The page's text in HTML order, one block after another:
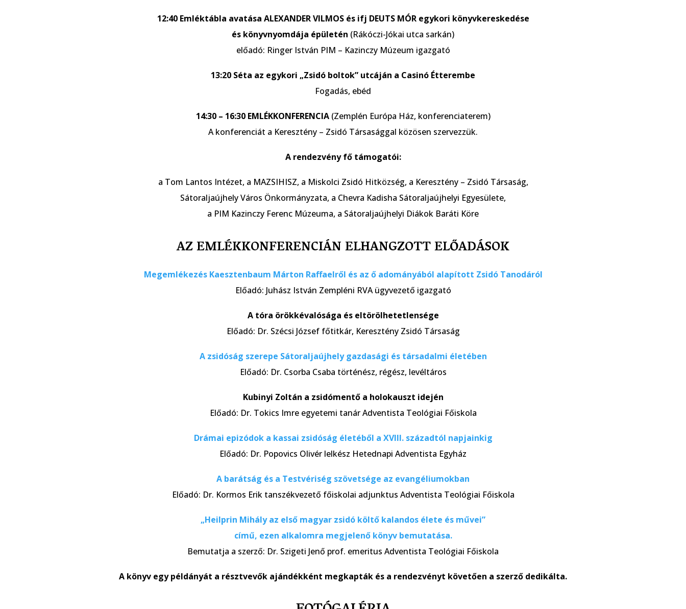
12:40 Emléktábla avatása ALEXANDER VILMOS és ifj DEUTS MÓR egykori könyvkereskedése
és könyvnyomdája épületén (Rákóczi-Jókai utca sarkán)
előadó: Ringer István PIM – Kazinczy Múzeum igazgató
13:20 Séta az egykori „Zsidó boltok” utcáján a Casinó Étterembe
Fogadás, ebéd
14:30 – 16:30 EMLÉKKONFERENCIA(Zemplén Európa Ház, konferenciaterem)
A konferenciát a Keresztény – Zsidó Társasággal közösen szervezzük.
A rendezvény fő támogatói:
a Tom Lantos Intézet, a MAZSIHISZ, a Miskolci Zsidó Hitközség, a Keresztény – Zsidó Társaság,
Sátoraljaújhely Város Önkormányzata, a Chevra Kadisha Sátoraljaújhelyi Egyesülete,
a PIM Kazinczy Ferenc Múzeuma, a Sátoraljaújhelyi Diákok Baráti Köre
AZ EMLÉKKONFERENCIÁN ELHANGZOTT ELŐADÁSOK
Megemlékezés Kaesztenbaum Márton Raffaelről és az ő adományából alapított Zsidó Tanodáról
Előadó: Juhász István Zempléni RVA ügyvezető igazgató
A tóra örökkévalósága és eltörölhetetlensége
Előadó: Dr. Szécsi József főtitkár, Keresztény Zsidó Társaság
A zsidóság szerepe Sátoraljaújhely gazdasági és társadalmi életében
Előadó: Dr. Csorba Csaba történész, régész, levéltáros
Kubinyi Zoltán a zsidómentő a holokauszt idején
Előadó: Dr. Tokics Imre egyetemi tanár Adventista Teológiai Főiskola
Drámai epizódok a kassai zsidóság életéből a XVIII. századtól napjainkig
Előadó: Dr. Popovics Olivér lelkész Hetednapi Adventista Egyház
A barátság és a Testvériség szövetsége az evangéliumokban
Előadó: Dr. Kormos Erik tanszékvezető főiskolai adjunktus Adventista Teológiai Főiskola
„Heilprin Mihály az első magyar zsidó költő kalandos élete és művei”
című, ezen alkalomra megjelenő könyv bemutatása.
Bemutatja a szerző: Dr. Szigeti Jenő prof. emeritus Adventista Teológiai Főiskola
A könyv egy példányát a résztvevők ajándékként megkapták és a rendezvényt követően a szerző dedikálta.